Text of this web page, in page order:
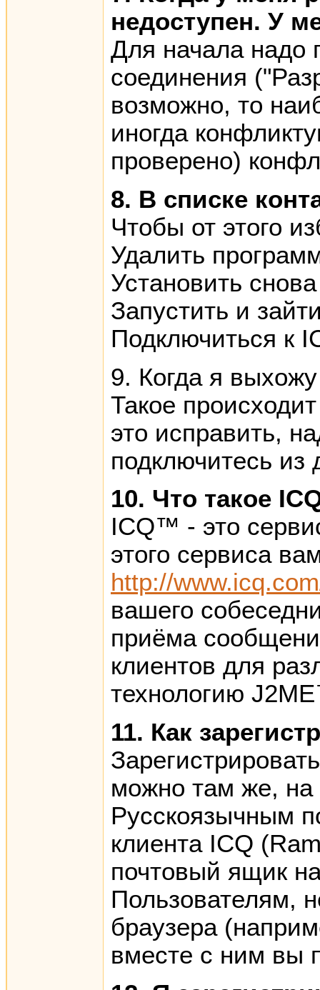
недоступен. У
Для начала надо
соединения
возможно, то
иногда
проверено)
8. В списке
Чтобы от этого
Удалить
Установить снова
Запустить и
Подключиться к
9. Когда я
Такое
это исправить,
подключитесь
10. Что такое
ICQ™ - это
этого сервиса
http://
вашего
приёма
клиентов для
технологию
11. Как
можно там же, на
Русскоязычным
клиента ICQ
почтовый ящик
Пользователям,
браузера
вместе с ним вы